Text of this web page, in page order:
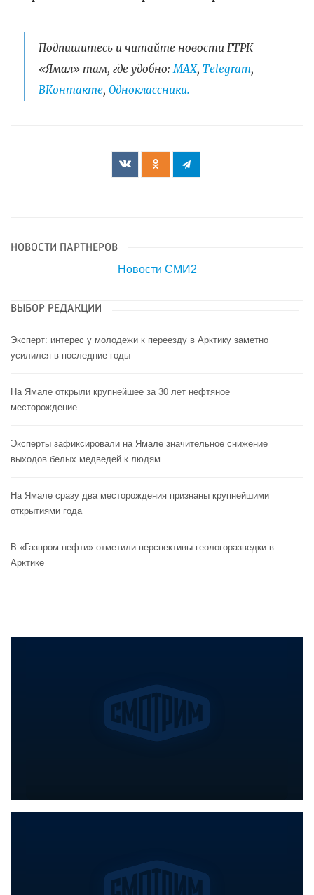
Подпишитесь и читайте новости ГТРК
«Ямал» там, где удобно:МАХ, Telegram,
ВКонтакте, Одноклассники.
НОВОСТИ ПАРТНЕРОВ
Новости СМИ2
ВЫБОР РЕДАКЦИИ
Эксперт: интерес у молодежи к переезду в Арктику заметно
усилился в последние годы
На Ямале открыли крупнейшее за 30 лет нефтяное
месторождение
Эксперты зафиксировали на Ямале значительное снижение
выходов белых медведей к людям
На Ямале сразу два месторождения признаны крупнейшими
открытиями года
В «Газпром нефти» отметили перспективы геологоразведки в
Арктике